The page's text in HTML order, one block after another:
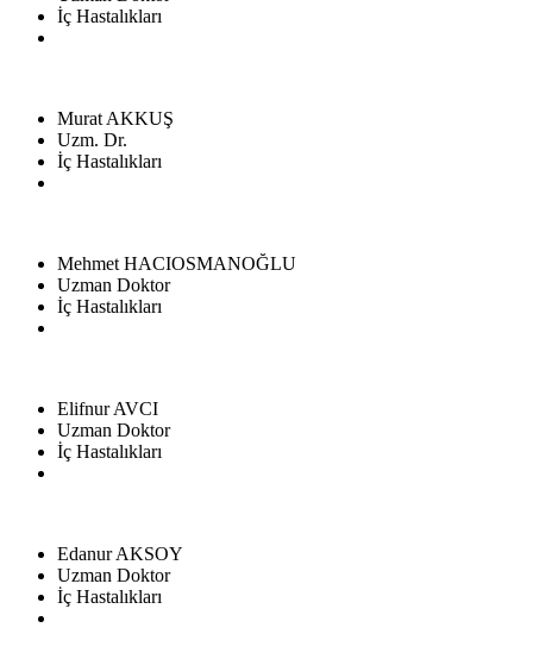
İç Hastalıkları
Murat AKKUŞ
Uzm. Dr.
İç Hastalıkları
Mehmet HACIOSMANOĞLU
Uzman Doktor
İç Hastalıkları
Elifnur AVCI
Uzman Doktor
İç Hastalıkları
Edanur AKSOY
Uzman Doktor
İç Hastalıkları